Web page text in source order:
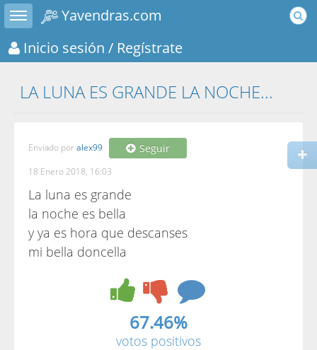
Toggle sidebar
Yavendras.com
Inicio sesión / Regístrate
LA LUNA ES GRANDE LA NOCHE...
Enviado por alex99 Seguir
18 Enero 2018, 16:03
La luna es grande
la noche es bella
y ya es hora que descanses
mi bella doncella
67.46%
votos positivos